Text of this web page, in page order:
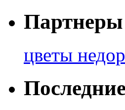
Партнеры
цветы